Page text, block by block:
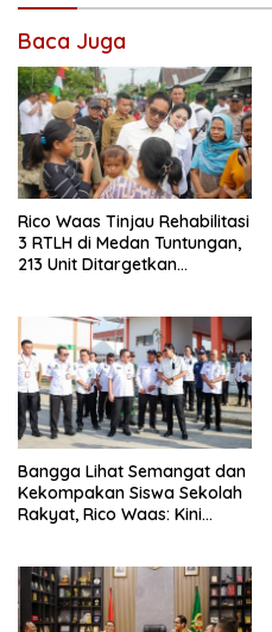
Baca Juga
Rico Waas Tinjau Rehabilitasi
3 RTLH di Medan Tuntungan,
213 Unit Ditargetkan
Bangga Lihat Semangat dan
Kekompakan Siswa Sekolah
Rakyat, Rico Waas: Kini